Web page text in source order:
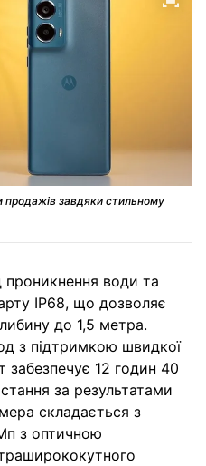
продажів завдяки стильному
проникнення води та
IP68, що дозволяє
до 1,5 метра.
з підтримкою швидкої
12 годин 40
за результатами
складається з
з оптичною